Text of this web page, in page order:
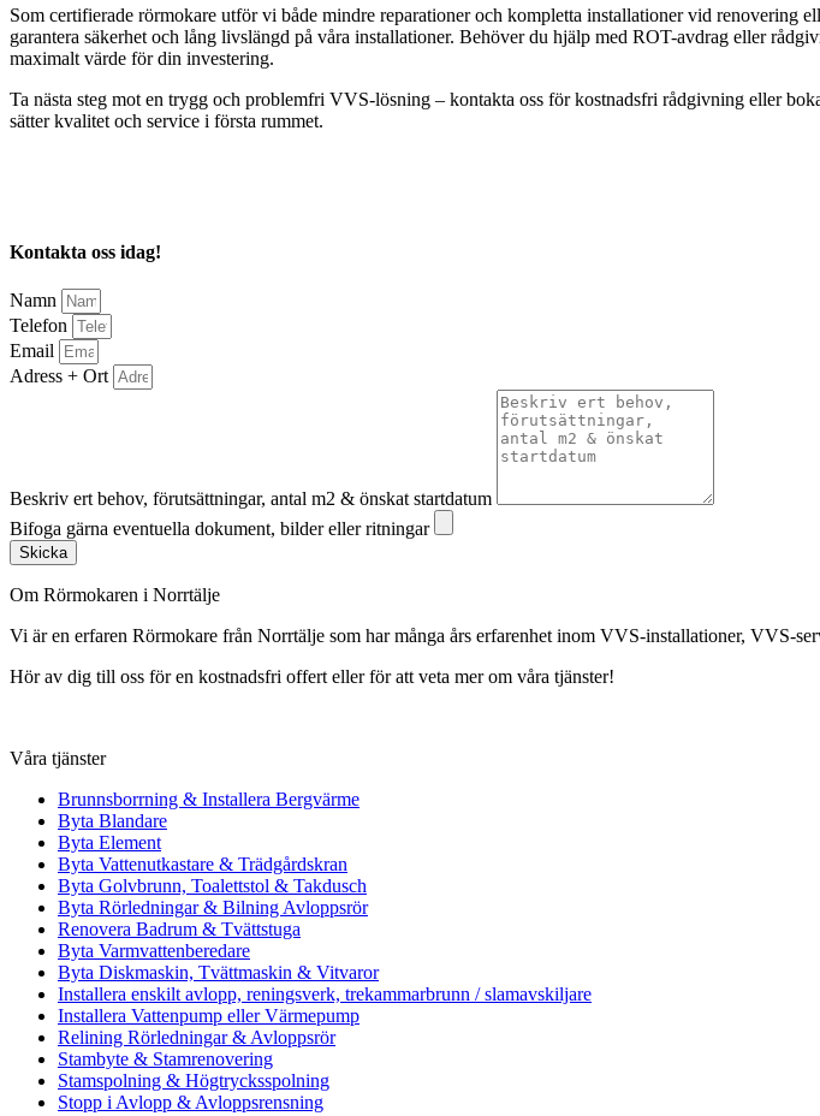
Som certifierade rörmokare utför vi både mindre reparationer och kompletta installationer vid renovering
garantera säkerhet och lång livslängd på våra installationer. Behöver du hjälp med ROT-avdrag eller
maximalt värde för din investering.
Ta nästa steg mot en trygg och problemfri VVS-lösning – kontakta oss för kostnadsfri rådgivning eller
sätter kvalitet och service i första rummet.
Kontakta oss idag!
Namn
Telefon
Email
Adress + Ort
Beskriv ert behov, förutsättningar, antal m2 & önskat startdatum
Bifoga gärna eventuella dokument, bilder eller ritningar
Skicka
Om Rörmokaren i Norrtälje
Vi är en erfaren Rörmokare från Norrtälje som har många års erfarenhet inom VVS-installationer, VVS-
Hör av dig till oss för en kostnadsfri offert eller för att veta mer om våra tjänster!
Våra tjänster
Brunnsborrning & Installera Bergvärme
Byta Blandare
Byta Element
Byta Vattenutkastare & Trädgårdskran
Byta Golvbrunn, Toalettstol & Takdusch
Byta Rörledningar & Bilning Avloppsrör
Renovera Badrum & Tvättstuga
Byta Varmvattenberedare
Byta Diskmaskin, Tvättmaskin & Vitvaror
Installera enskilt avlopp, reningsverk, trekammarbrunn / slamavskiljare
Installera Vattenpump eller Värmepump
Relining Rörledningar & Avloppsrör
Stambyte & Stamrenovering
Stamspolning & Högtrycksspolning
Stopp i Avlopp & Avloppsrensning